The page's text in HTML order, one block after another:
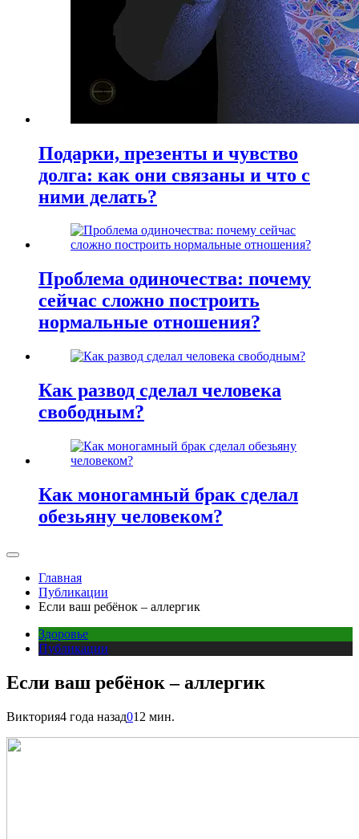
Подарки, презенты и чувство
долга: как они связаны и что с
ними делать?
Проблема одиночества: почему
сейчас сложно построить
нормальные отношения?
Как развод сделал человека
свободным?
Как моногамный брак сделал
обезьяну человеком?
Главная
Публикации
Если ваш ребёнок – аллергик
Здоровье
Публикации
Если ваш ребёнок – аллергик
Виктория4 года назад012 мин.